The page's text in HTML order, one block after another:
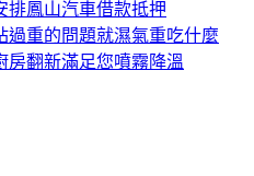
排鳳山汽車借款抵押
過重的問題就濕氣重吃什麼
房翻新滿足您噴霧降溫